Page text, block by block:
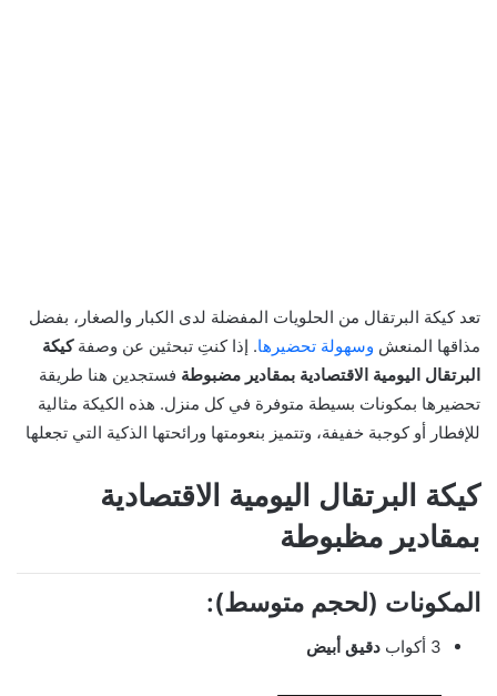
تعد كيكة البرتقال من الحلويات المفضلة لدى الكبار والصغار، بفضل
مذاقها المنعش وسهولة تحضيرها. إذا كنتِ تبحثين عن وصفةكيكة
البرتقال اليومية الاقتصادية بمقادير مضبوطة فستجدين هنا طريقة
تحضيرها بمكونات بسيطة متوفرة في كل منزل. هذه الكيكة مثالية
للإفطار أو كوجبة خفيفة، وتتميز بنعومتها ورائحتها الذكية التي تجعلها
كيكة البرتقال اليومية الاقتصادية
بمقادير مظبوطة
المكونات (لحجم متوسط):
3 أكواب دقيق أبيض